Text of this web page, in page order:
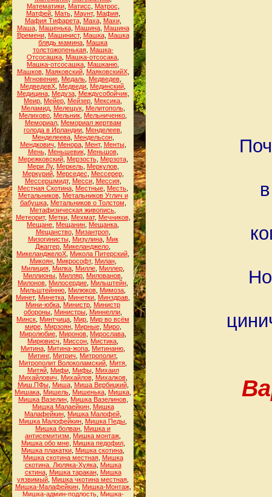
Математики, Матисс Матрос
Матфей, Мать, Маунт, Мафия,
Мафия Тифарета, Маха, Махи,
Маша, Машенька, Машина, Машина
Времени, Машинист, Машка, Машка
блядь мамина Машка
толстожопенькая, Машка-
Отсосашка Машка-отсосака
Машка-отсосашка Машканю
Машков, Маяковский, МаяковскийХ,
Мгновение Медаль Медведев
МедведевХ Медведи Мединский
Медицина, Медуза, Междусобойчик,
Меир Мейер Мейзер Мексика
Меламид, Мелещук, Мелитополь,
Мелихово Мельник Мельниченко
Мемориал, Мемориал жертвам
голода в Ирландии Менделеев
Менделеева, Мендельсон,
Мендкович
Менора, Мент, Менты,
Мень, Меньшевик, Меньшов,
Мережковский, Мерзость, Мерзота,
Мери Лу, Меркель, Меркулов,
Меркурий, Мерседес Мессерер,
Мессершмидт, Месси, Мессия,
Местная Скотина Местные Месть
Метальников, Метальников Углич и
бабушка, Метальников о Толстом
Метафизическая живопись
Метеорит, Метки, Мехмат, Мечников,
Мещане Мещанин Мещанка
Мещанство, Мизантроп,
Мизогинисты, Мизулина, Мик
Джаггер Микеланджело
МикеланджелоХ Микола Питерский
Микоян, Микрософт, Милан,
Милиция Милка Милле Миллер
Миллионы Милляр Милованов
Милонов Милосердие Мильштейн
Мильштейнню Милюков Мимоза
Минет, Минетка Минетки Минздрав
Мини-юбка Министр Министр
обороны Министры Миннелли
Минск Минтчица Мир Мир во всём
мире, Мирзоян, Мирные, Миро,
Миролюбие Миронов Мирослава
Мирювисч
Миссон Мистика
Митина Митина-жопа Митинаню
Митинг, Митрич Митрополит,
Митрополит Волоколамский Митя
Митяй, Мифи, Мифы, Михаил
Михайлович
Михайлов, Михалков,
Миш.ПФы, Миша, Миша Вербицкий,
Мишака Мишель Мишенька Мишка
Мишка Вазелин, Мишка Вазелинов,
Мишка Малаейкин, Мишка
Малафейкин Мишка Малофей
Мишка Малофейкин Мишка Педы
Мишка болван Мишка и
антисемитизм
Мишка монтаж
Мишка обо мне, Мишка педофил,
Мишка плакатки Мишка скотина
Мишка скотина местная, Мишка
скотина. Люляка-Хуяка, Мишка
сктина, Мишка таракан, Мишка
уязвимый Мишка чкотина местная
Мишка-Малафейкин, Мишка-Монтаж,
Мишка-админ-подлость, Мишка-